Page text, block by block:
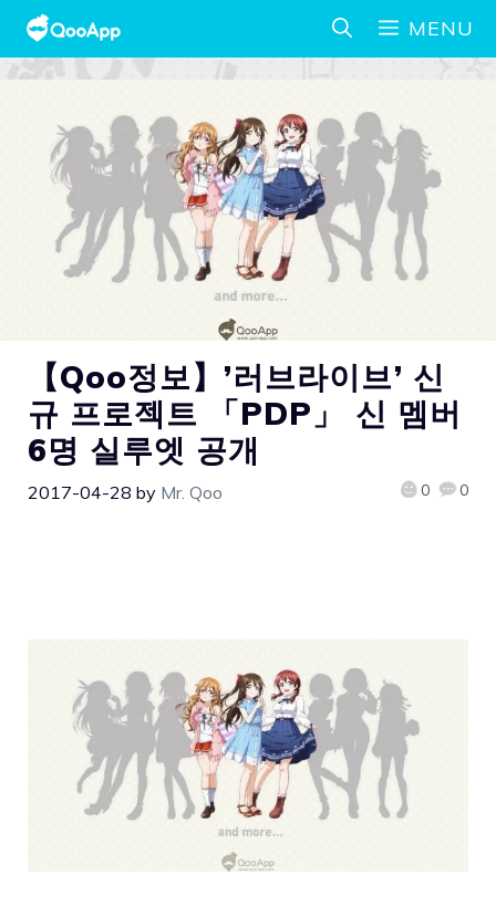
MENU
【Qoo정보】’러브라이브’ 신
규 프로젝트 「PDP」 신 멤버
6명 실루엣 공개
2017-04-28 by Mr. Qoo 0 0